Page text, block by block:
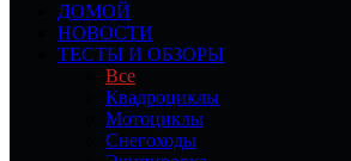
ДОМОЙ
НОВОСТИ
ТЕСТЫ И ОБЗОРЫ
Все
Квадроциклы
Мотоциклы
Снегоходы